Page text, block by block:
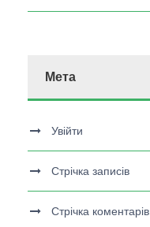
Мета
Увійти
Стрічка записів
Стрічка коментарів